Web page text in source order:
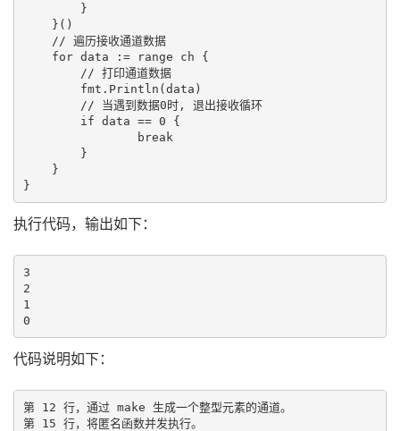
        }
    }()
    // 遍历接收通道数据
    for data := range ch {
        // 打印通道数据
        fmt.Println(data)
        // 当遇到数据0时, 退出接收循环
        if data == 0 {
                break
        }
    }
执行代码，输出如下：
3
2
1
代码说明如下：
第 12 行，通过 make 生成一个整型元素的通道。
第 15 行，将匿名函数并发执行。